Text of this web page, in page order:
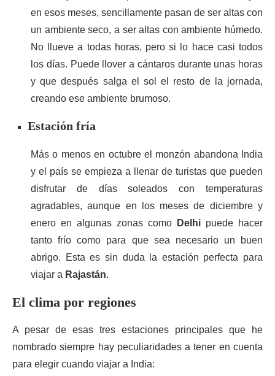
en esos meses, sencillamente pasan de ser altas con
un ambiente seco, a ser altas con ambiente húmedo.
No llueve a todas horas, pero si lo hace casi todos
los días. Puede llover a cántaros durante unas horas
y que después salga el sol el resto de la jornada,
creando ese ambiente brumoso.
Estación fría
Más o menos en octubre el monzón abandona India
y el país se empieza a llenar de turistas que pueden
disfrutar de días soleados con temperaturas
agradables, aunque en los meses de diciembre y
enero en algunas zonas como
Delhi puede hacer
tanto frío como para que sea necesario un buen
abrigo. Esta es sin duda la estación perfecta para
viajar a Rajastán.
El clima por regiones
A pesar de esas tres estaciones principales que he
nombrado siempre hay peculiaridades a tener en cuenta
para elegir cuando viajar a India: